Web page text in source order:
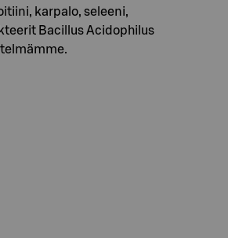
karpalo, seleeni,
Bacillus Acidophilus